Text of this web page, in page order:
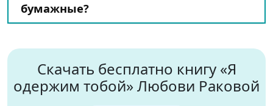
бумажные?
Скачать бесплатно книгу «Я
одержим тобой» Любови Раковой